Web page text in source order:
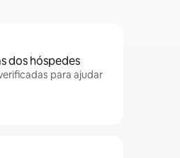
dos hóspedes
para ajudar